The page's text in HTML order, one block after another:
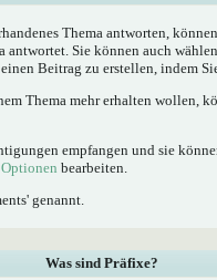
Thema antworten,
antwortet. Sie können auch
Beitrag zu erstellen, indem
Thema mehr erhalten wollen,
empfangen und sie
Optionen bearbeiten.
genannt.
Was sind Präfixe?